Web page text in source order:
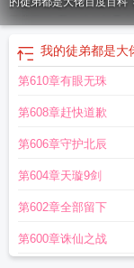
百度百科我的徒弟都是
是大佬都是大佬 聚合中
二部免费观看
佬在线观看我的徒弟都
灵我的徒弟都是大佬免
的徒弟都是大佬第二动漫
说我的徒弟都是大佬吧
的徒弟都是大佬第二部动
二部动漫我的徒弟都是
完整版免费我的徒弟都
我的徒弟都是大
第610章有眼无珠
第608章赶快道歉
第606章守护北辰
第604章天璇9剑
第602章全部留下
第600章诛仙之战